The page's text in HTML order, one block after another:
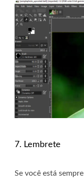
7. Lembrete
Se você está